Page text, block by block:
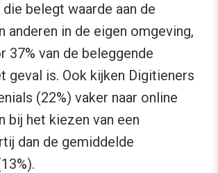
belegt waarde aan de
anderen in de eigen omgeving,
37% van de beleggende
geval is. Ook kijken Digitieners
(22%) vaker naar online
bij het kiezen van een
dan de gemiddelde